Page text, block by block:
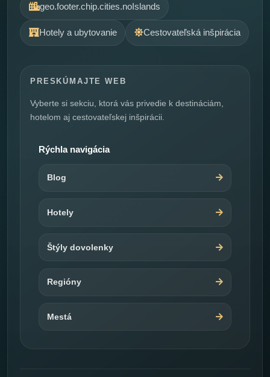
geo.footer.chip.cities.noIslands
Hotely a ubytovanie Cestovateľská inšpirácia
PRESKÚMAJTE WEB
Vyberte si sekciu, ktorá vás privedie k destináciám,
hotelom aj cestovateľskej inšpirácii.
Rýchla navigácia
Blog
Hotely
Štýly dovolenky
Regióny
Mestá